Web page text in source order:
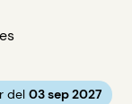
del 03 sep 2027